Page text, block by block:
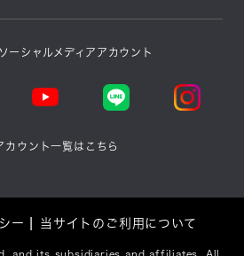
ーシャルメディアアカウント
カウント一覧はこちら
ー 当サイトのご利用について
and its subsidiaries and affiliates. All